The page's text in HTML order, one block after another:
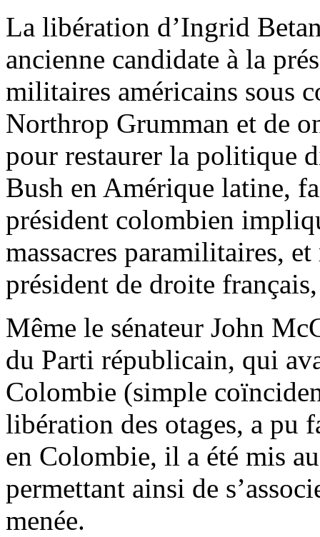
La libération d’Ingrid
ancienne candidate à la
militaires américains sous
Northrop Grumman et de
pour restaurer la politique
Bush en Amérique latine,
président colombien
massacres paramilitaires,
président de droite
Même le sénateur John
du Parti républicain, qui
Colombie (simple
libération des otages, a pu
en Colombie, il a été mis
permettant ainsi de
menée.